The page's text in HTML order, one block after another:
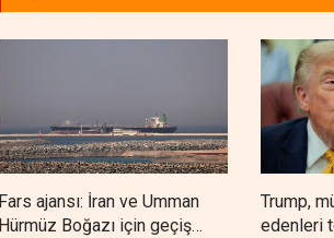
Fars ajansı: İran ve Umman
Hürmüz Boğazı için geçiş
Trump,
edenleri